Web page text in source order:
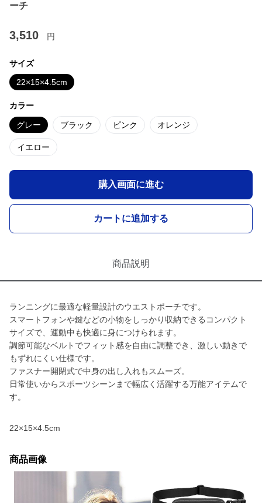
ーチ
3,510 円
サイズ
22×15×4.5cm
カラー
グレー ブラック ピンク オレンジ
イエロー
購入画面に進む
カートに追加する
商品説明
ランニングに最適な軽量設計のウエストポーチです。
スマートフォンや鍵などの小物をしっかり収納できるコンパクト
サイズで、運動中も快適に身につけられます。
調節可能なベルトでフィット感を自由に調整でき、激しい動きで
もずれにくい仕様です。
ファスナー開閉式で中身の出し入れもスムーズ。
日常使いからスポーツシーンまで幅広く活躍する万能アイテムで
す。
22×15×4.5cm
商品画像